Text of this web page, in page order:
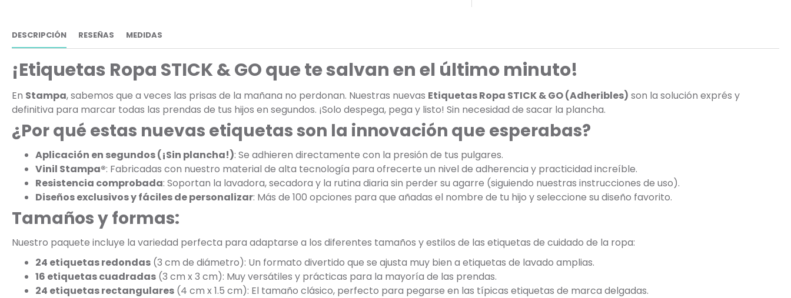
DESCRIPCIÓN RESEÑAS MEDIDAS
¡Etiquetas Ropa STICK & GO que te salvan en el último minuto!
En Stampa, sabemos que a veces las prisas de la mañana no perdonan. Nuestras nuevas Etiquetas Ropa STICK & GO (Adheribles) son la solución exprés y
definitiva para marcar todas las prendas de tus hijos en segundos. ¡Solo despega, pega y listo! Sin necesidad de sacar la plancha.
¿Por qué estas nuevas etiquetas son la innovación que esperabas?
Aplicación en segundos (¡Sin plancha!): Se adhieren directamente con la presión de tus pulgares.
Vinil Stampa®: Fabricadas con nuestro material de alta tecnología para ofrecerte un nivel de adherencia y practicidad increíble.
Resistencia comprobada: Soportan la lavadora, secadora y la rutina diaria sin perder su agarre (siguiendo nuestras instrucciones de uso).
Diseños exclusivos y fáciles de personalizar: Más de 100 opciones para que añadas el nombre de tu hijo y seleccione su diseño favorito.
Tamaños y formas:
Nuestro paquete incluye la variedad perfecta para adaptarse a los diferentes tamaños y estilos de las etiquetas de cuidado de la ropa:
24 etiquetas redondas (3 cm de diámetro): Un formato divertido que se ajusta muy bien a etiquetas de lavado amplias.
16 etiquetas cuadradas (3 cm x 3 cm): Muy versátiles y prácticas para la mayoría de las prendas.
24 etiquetas rectangulares (4 cm x 1.5 cm): El tamaño clásico, perfecto para pegarse en las típicas etiquetas de marca delgadas.